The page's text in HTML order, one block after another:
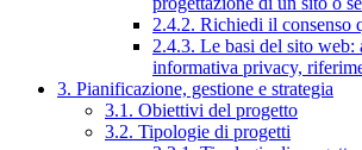
2.4.2. Richiedi il consenso
2.4.3. Le basi del sito web:
informativa privacy,
3. Pianificazione, gestione e strategia
3.1. Obiettivi del progetto
3.2. Tipologie di progetti